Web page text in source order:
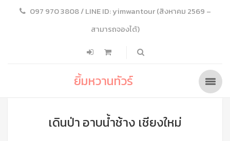
097 970 3808 / LINE ID: yimwantour (สิงหาคม 2569 –
สามารถจองได้)
ยิ้มหวานทัวร์
เดินป่า อาบน้ำช้าง เชียงใหม่